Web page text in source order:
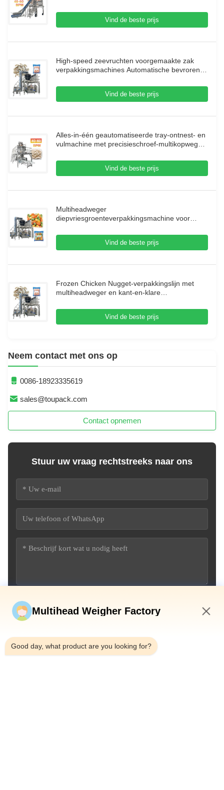
eiwitten
Vind de beste prijs
High-speed zeevruchten voorgemaakte zak
verpakkingsmachines Automatische bevroren
Vind de beste prijs
Alles-in-één geautomatiseerde tray-ontnest- en
vulmachine met precisieschroef-multikopweger
Vind de beste prijs
Multiheadweger
diepvriesgroenteverpakkingsmachine voor
Vind de beste prijs
Frozen Chicken Nugget-verpakkingslijn met
multiheadweger en kant-en-klare
Vind de beste prijs
Neem contact met ons op
0086-18923335619
sales@toupack.com
Contact opnemen
Stuur uw vraag rechtstreeks naar ons
Multihead Weigher Factory
Good day, what product are you looking for?